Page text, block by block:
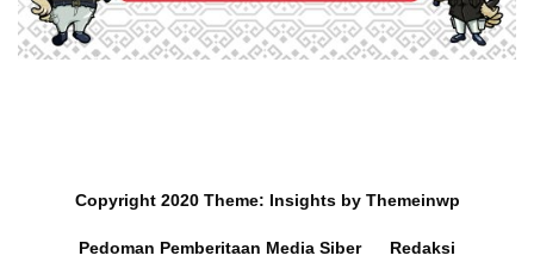
Copyright 2020 Theme: Insightsby Themeinwp
Pedoman Pemberitaan Media Siber
Redaksi